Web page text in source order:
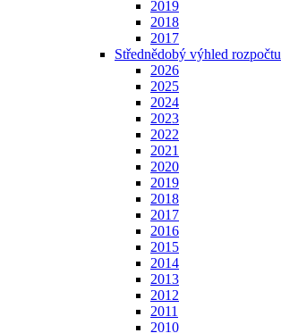
2019
2018
2017
Střednědobý výhled rozpočtu
2026
2025
2024
2023
2022
2021
2020
2019
2018
2017
2016
2015
2014
2013
2012
2011
2010